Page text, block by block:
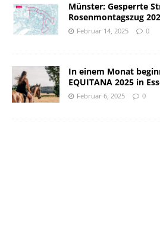
Münster: Gesperrte
Rosenmontagszug
Februar 14, 2025 0
In einem Monat
EQUITANA 2025 in
Februar 6, 2025 0